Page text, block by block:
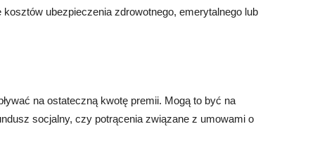
ubezpieczenia zdrowotnego, emerytalnego lub
na ostateczną kwotę premii. Mogą to być na
socjalny, czy potrącenia związane z umowami o